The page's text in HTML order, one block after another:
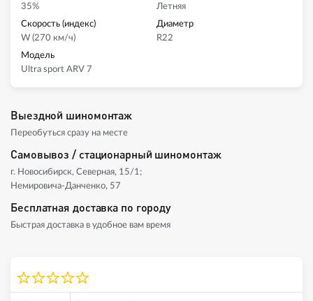
35%
Летняя
Скорость (индекс)
W (270 км/ч)
Диаметр
R22
Модель
Ultra sport ARV 7
Выездной шиномонтаж
Переобуться сразу на месте
Самовывоз / стационарный шиномонтаж
г. Новосибирск, Северная, 15/1;
Немировича-Данченко, 57
Бесплатная доставка по городу
Быстрая доставка в удобное вам время